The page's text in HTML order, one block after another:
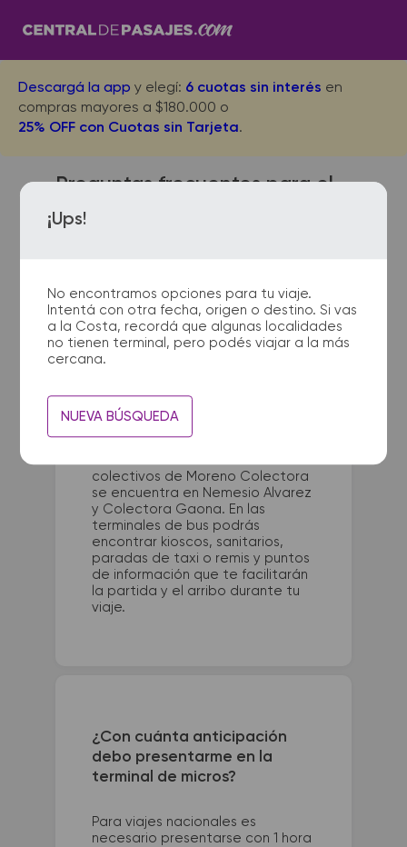
Descargá la app y elegí: 6 cuotas sin interés en
compras mayores a $180.000 o
25% OFF con Cuotas sin Tarjeta.
¡Ups!
No encontramos opciones para tu viaje.
Intentá con otra fecha, origen o destino. Si vas
a la Costa, recordá que algunas localidades
no tienen terminal, pero podés viajar a la más
cercana.
NUEVA BÚSQUEDA
Preguntas frecuentes para el
viaje desde Carhue a Moreno
Colectora
¿Dónde quedan las
terminales de micro de
Carhue a Moreno Colectora?
La terminal de ómnibus de
colectivos de Moreno Colectora
se encuentra en Nemesio Alvarez
y Colectora Gaona. En las
terminales de bus podrás
encontrar kioscos, sanitarios,
paradas de taxi o remis y puntos
de información que te facilitarán
la partida y el arribo durante tu
viaje.
¿Con cuánta anticipación
debo presentarme en la
terminal de micros?
Para viajes nacionales es
necesario presentarse con 1 hora